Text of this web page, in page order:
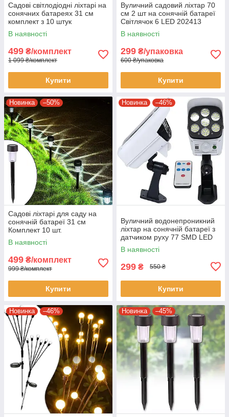
Садові світлодіодні ліхтарі на
сонячних батареях 31 см
комплект з 10 штук
В наявності
499 ₴/комплект
1 099 ₴/комплект
Купити
Вуличний садовий ліхтар 70
см 2 шт на сонячній батареї
Світлячок 6 LED 202413
Теплий білий
В наявності
299 ₴/упаковка
600 ₴/упаковка
Купити
Новинка –50%
Садові ліхтарі для саду на
сонячній батареї 31 см
Комплект 10 шт.
В наявності
499 ₴/комплект
999 ₴/комплект
Купити
Новинка –46%
Вуличний водонепроникний
ліхтар на сонячній батареї з
датчиком руху 77 SMD LED
В наявності
299 ₴ 550 ₴
Купити
Новинка –46% Новинка –45%